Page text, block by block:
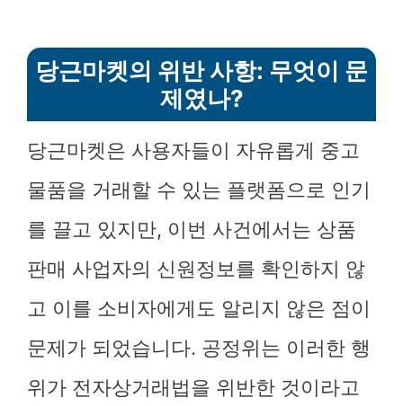
당근마켓의 위반 사항: 무엇이 문
제였나?
당근마켓은 사용자들이 자유롭게 중고
물품을 거래할 수 있는 플랫폼으로 인기
를 끌고 있지만, 이번 사건에서는 상품
판매 사업자의 신원정보를 확인하지 않
고 이를 소비자에게도 알리지 않은 점이
문제가 되었습니다. 공정위는 이러한 행
위가 전자상거래법을 위반한 것이라고